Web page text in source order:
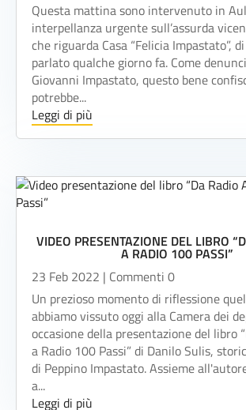
Questa mattina sono intervenuto in
interpellanza urgente sull’assurda
che riguarda Casa “Felicia Impastato”,
parlato qualche giorno fa. Come
Giovanni Impastato, questo bene
potrebbe...
Leggi di più
VIDEO PRESENTAZIONE DEL LIBRO
A RADIO 100 PASSI”
23 Feb 2022 | Commenti 0
Un prezioso momento di riflessione
abbiamo vissuto oggi alla Camera dei
occasione della presentazione del libro
a Radio 100 Passi” di Danilo Sulis,
di Peppino Impastato. Assieme
a...
Leggi di più